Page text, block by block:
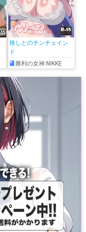
推しとのチンチェイン
ド
勝利の女神:NIKKE